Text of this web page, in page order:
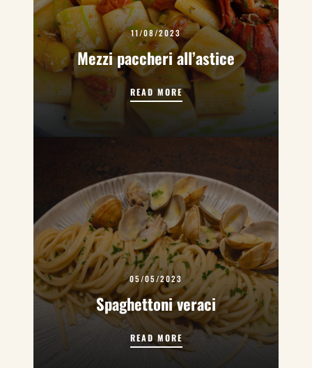
11/08/2023
Mezzi paccheri all’astice
READ MOREMEZZI PACCHERI ALL’ASTICE
05/05/2023
Spaghettoni veraci
READ MORESPAGHETTONI VERACI